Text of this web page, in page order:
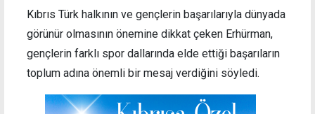
Kıbrıs Türk halkının ve gençlerin başarılarıyla dünyada
görünür olmasının önemine dikkat çeken Erhürman,
gençlerin farklı spor dallarında elde ettiği başarıların
toplum adına önemli bir mesaj verdiğini söyledi.